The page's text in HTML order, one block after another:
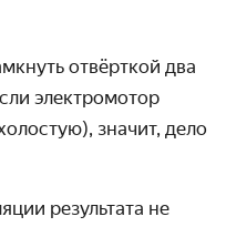
отвёрткой два
электромотор
значит, дело
результата не